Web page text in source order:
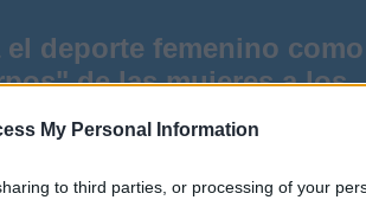
My Personal Information
to third parties, or processing of your
deporte femenino como
de las mujeres a los